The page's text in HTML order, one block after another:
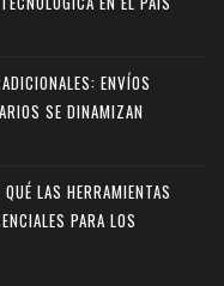
ENVÍOS
SE DINAMIZAN
LAS HERRAMIENTAS
PARA LOS